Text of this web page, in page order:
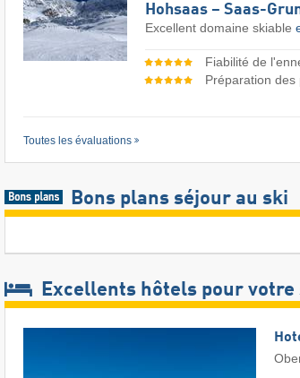
Hohsaas – Saas-
Excellent domaine skiable
Fiabilité de
Préparation des
Toutes les évaluations
Bons plans séjour au ski
Excellents hôtels pour votre